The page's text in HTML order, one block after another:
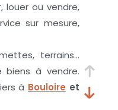
louer ou vendre,
sur mesure,
terrains…
biens à vendre.
à Bouloire et